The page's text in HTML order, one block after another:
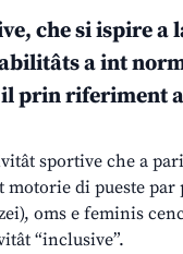
che si ispire a
a int
prin riferiment
sportive che a
di pueste
oms e feminis
“inclusive”.